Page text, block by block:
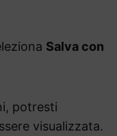
Salva con
potresti
visualizzata.